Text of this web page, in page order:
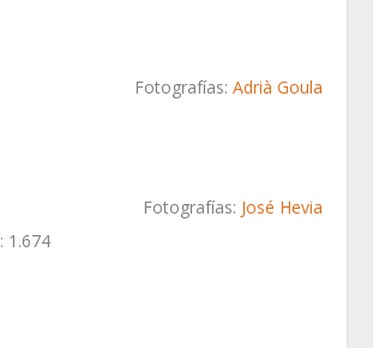
Fotografías: Adrià Goula
Fotografías: José Hevia
1.674